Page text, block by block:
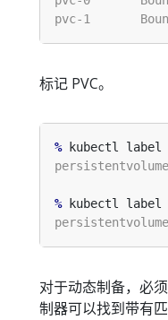
标记 PVC。
% kubectl label
% kubectl label
对于动态制备，必
制器可以找到带有